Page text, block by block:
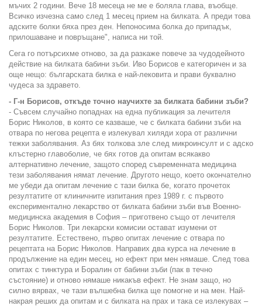
мъчих 2 години. Вече 18 месеца не ме е боляла глава, въобще.
Всичко изчезна само след 1 месец прием на билката. А преди това
адските болки бяха през ден. Непоносима болка до припадък,
прилошаване и повръщане", написа ни той.
Сега го потърсихме отново, за да разкаже повече за чудодейното
действие на билката бабини зъби. Иво Борисов е категоричен и за
още нещо: българската билка е най-лековита и прави буквално
чудеса за здравето.
- Г-н Борисов, откъде точно научихте за билката бабини зъби?
- Съвсем случайно попаднах на една публикация за лечителя
Борис Николов, в която се казваше, че с билката бабини зъби на
отвара по негова рецепта е излекувал хиляди хора от различни
тежки заболявания. Аз бях толкова зле след микроинсулт и с адско
клъстерно главоболие, че бях готов да опитам всякакво
алтернативно лечение, защото според съвременната медицина
тези заболявания нямат лечение. Другото нещо, което окончателно
ме убеди да опитам лечение с тази билка бе, когато прочетох
резултатите от клиничните изпитания през 1989 г. с първото
експериментално лекарство от билката бабини зъби във Военно-
медицинска академия в София – приготвено също от лечителя
Борис Николов. Три лекарски комисии остават изумени от
резултатите. Естествено, първо опитах лечение с отвара по
рецептата на Борис Николов. Направих два курса на лечение в
продължение на един месец, но ефект при мен нямаше. След това
опитах с тинктура и Боралин от бабини зъби (пак в течно
състояние) и отново нямаше никакъв ефект. Не знам защо, но
силно вярвах, че тази вълшебна билка ще помогне и на мен. Най-
накрая реших да опитам и с билката на прах и така се излекувах –